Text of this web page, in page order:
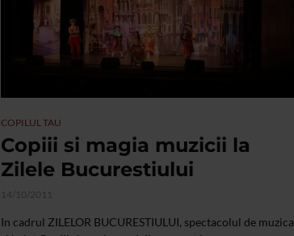
COPILUL TAU
Copiii si magia muzicii la
Zilele Bucurestiului
14/10/2011
In cadrul ZILELOR BUCURESTIULUI, spectacolul de muzica